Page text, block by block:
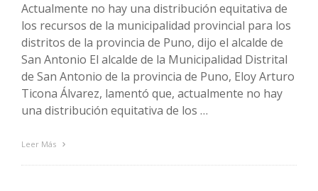
Actualmente no hay una distribución equitativa de
los recursos de la municipalidad provincial para los
distritos de la provincia de Puno, dijo el alcalde de
San Antonio El alcalde de la Municipalidad Distrital
de San Antonio de la provincia de Puno, Eloy Arturo
Ticona Álvarez, lamentó que, actualmente no hay
una distribución equitativa de los …
Leer Más